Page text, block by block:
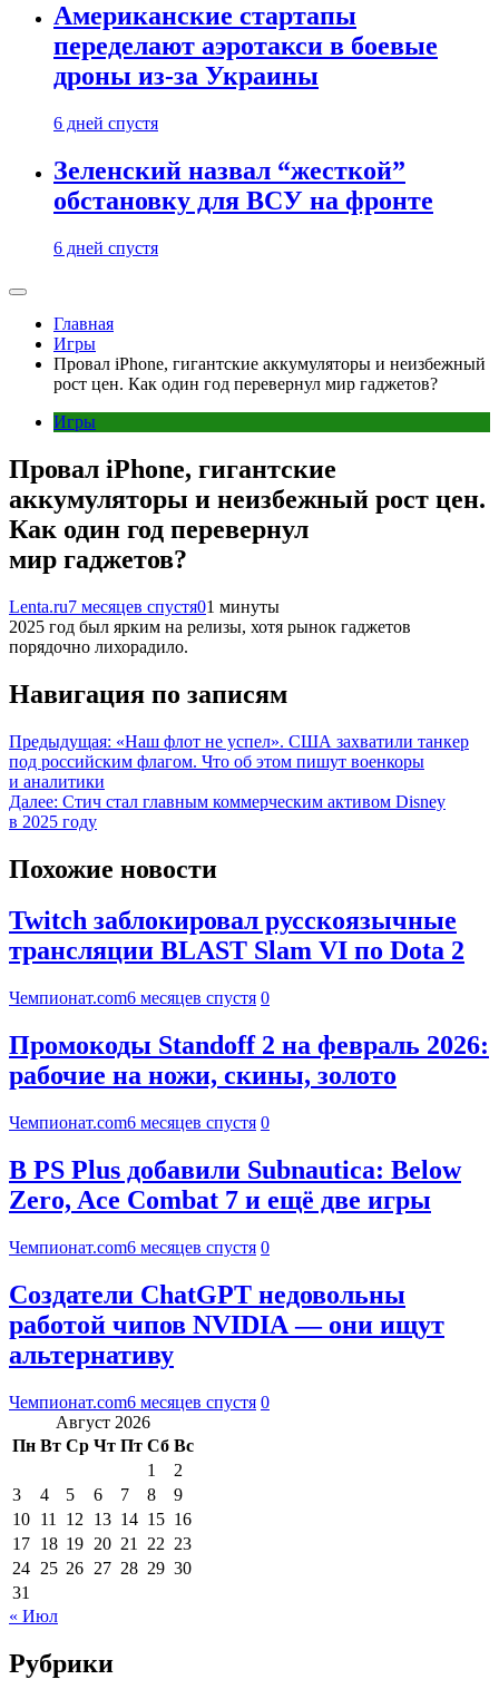
Американские стартапы
переделают аэротакси в боевые
дроны из-за Украины
6 дней спустя
Зеленский назвал “жесткой”
обстановку для ВСУ на фронте
6 дней спустя
Главная
Игры
Провал iPhone, гигантские аккумуляторы и неизбежный
рост цен. Как один год перевернул мир гаджетов?
Игры
Провал iPhone, гигантские
аккумуляторы и неизбежный рост цен.
Как один год перевернул
мир гаджетов?
Lenta.ru7 месяцев спустя01 минуты
2025 год был ярким на релизы, хотя рынок гаджетов
порядочно лихорадило.
Навигация по записям
Предыдущая: «Наш флот не успел». США захватили танкер
под российским флагом. Что об этом пишут военкоры
и аналитики
Далее: Стич стал главным коммерческим активом Disney
в 2025 году
Похожие новости
Twitch заблокировал русскоязычные
трансляции BLAST Slam VI по Dota 2
Чемпионат.com6 месяцев спустя 0
Промокоды Standoff 2 на февраль 2026:
рабочие на ножи, скины, золото
Чемпионат.com6 месяцев спустя 0
В PS Plus добавили Subnautica: Below
Zero, Ace Combat 7 и ещё две игры
Чемпионат.com6 месяцев спустя 0
Создатели ChatGPT недовольны
работой чипов NVIDIA — они ищут
альтернативу
Чемпионат.com6 месяцев спустя 0
Август 2026
Пн Вт Ср Чт Пт Сб Вс
1
2
3
4 5 6 7 8
9
10 11 12 13 14 15 16
17 18 19 20 21 22 23
24 25 26 27 28 29 30
31
« Июл
Рубрики